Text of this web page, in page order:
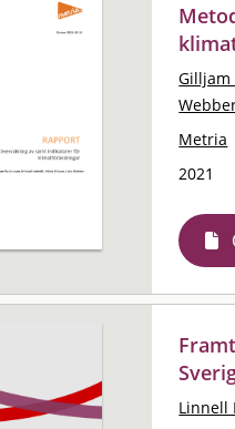
Gilljam
Metria
2021
Linnell